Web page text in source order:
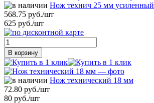
Нож технич 25 мм усиленный
568.75 руб./шт
625 руб./шт
В корзину
Нож технический 18 мм
72.80 руб./шт
80 руб./шт